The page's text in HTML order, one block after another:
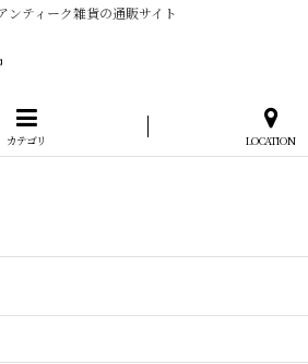
ティーク雑貨の通販サイト
カテゴリ LOCATION